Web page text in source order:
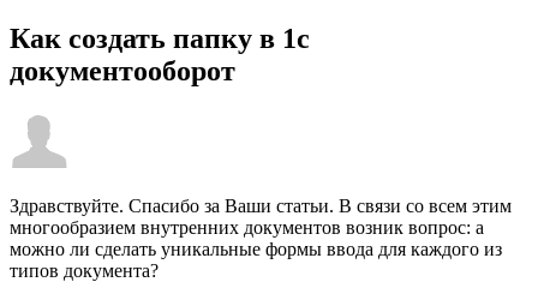
Как создать папку в 1с
документооборот
Здравствуйте. Спасибо за Ваши статьи. В связи со всем этим
многообразием внутренних документов возник вопрос: а
можно ли сделать уникальные формы ввода для каждого из
типов документа?